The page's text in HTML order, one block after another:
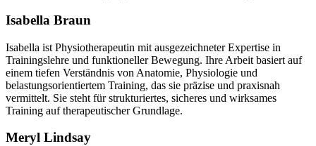
Isabella Braun
Isabella ist Physiotherapeutin mit ausgezeichneter Expertise in
Trainingslehre und funktioneller Bewegung. Ihre Arbeit basiert auf
einem tiefen Verständnis von Anatomie, Physiologie und
belastungsorientiertem Training, das sie präzise und praxisnah
vermittelt. Sie steht für strukturiertes, sicheres und wirksames
Training auf therapeutischer Grundlage.
Meryl Lindsay